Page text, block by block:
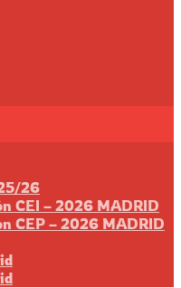
26
CEI – 2026 MADRID
CEP – 2026 MADRID